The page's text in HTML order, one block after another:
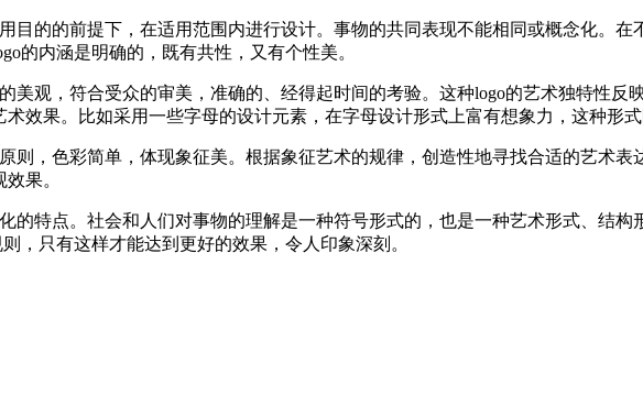
目的的前提下，在适用范围内进行设计。事物的共同表现不能相同或概念化。
的内涵是明确的，既有共性，又有个性美。
美观，符合受众的审美，准确的、经得起时间的考验。这种logo的艺术独特性
效果。比如采用一些字母的设计元素，在字母设计形式上富有想象力，这种形式
则，色彩简单，体现象征美。根据象征艺术的规律，创造性地寻找合适的艺术
果。
的特点。社会和人们对事物的理解是一种符号形式的，也是一种艺术形式、结
，只有这样才能达到更好的效果，令人印象深刻。